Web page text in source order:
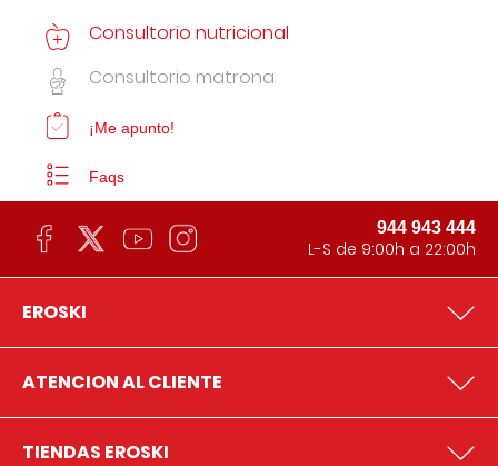
Consultorio nutricional
Consultorio matrona
¡Me apunto!
Faqs
944 943 444
L-S de 9:00h a 22:00h
EROSKI
ATENCION AL CLIENTE
TIENDAS EROSKI